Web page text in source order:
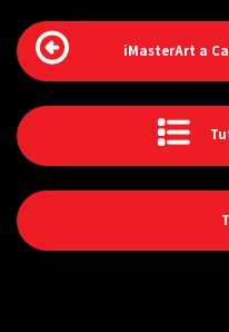
iMasterArt a